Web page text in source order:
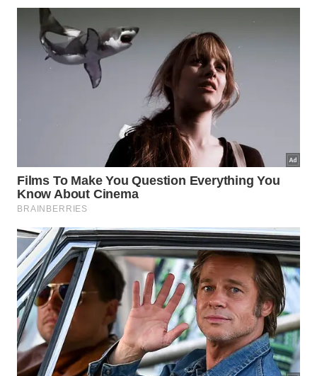
Interior do Aeromóvel do aeroporto de Guarulhos -
Márcio
Diniz/Catraca Livre
​Embora a modernização seja bem-vinda,
passageiros devem ficar atentos: nos primeiros dias,
a recomendação é checar o aplicativo logo após
retirar as malas, já que o local exato de encontro
pode variar de acordo com a categoria (UberX,
Comfort ou Black) e o portão de saída utilizado.
Aeroporto de Guarulhos é o mais
movimentado da América Latina
O Aeroporto Internacional de São Paulo, em